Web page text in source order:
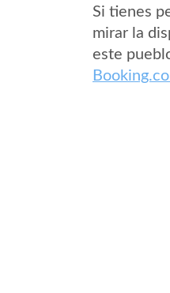
Si tienes
mirar la
este